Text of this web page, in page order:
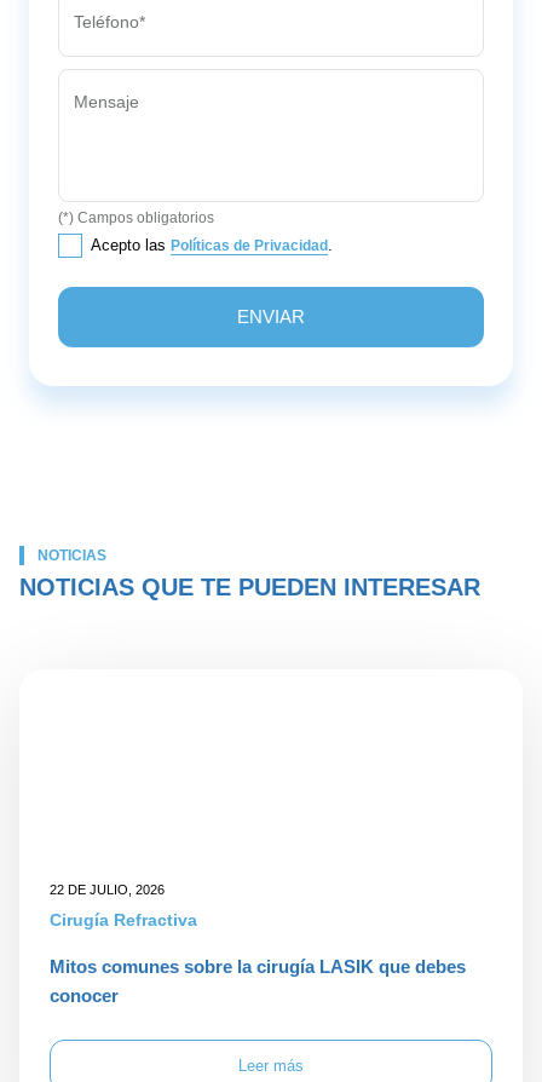
Teléfono*
Mensaje
(*) Campos obligatorios
Acepto las Políticas de Privacidad .
NOTICIAS
NOTICIAS QUE TE PUEDEN INTERESAR
22 DE JULIO, 2026
Cirugía Refractiva
Mitos comunes sobre la cirugía LASIK que debes
conocer
Leer más